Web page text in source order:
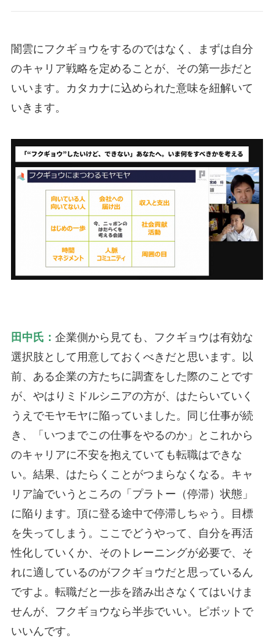
闇雲にフクギョウをするのではなく、まずは自分
のキャリア戦略を定めることが、その第一歩だと
いいます。カタカナに込められた意味を紐解いて
いきます。
田中氏： 企業側から見ても、フクギョウは有効な
選択肢として用意しておくべきだと思います。以
前、ある企業の方たちに調査をした際のことです
が、やはりミドルシニアの方が、はたらいていく
うえでモヤモヤに陥っていました。同じ仕事が続
き、「いつまでこの仕事をやるのか」とこれから
のキャリアに不安を抱えていても転職はできな
い。結果、はたらくことがつまらなくなる。キャ
リア論でいうところの「プラトー（停滞）状態」
に陥ります。頂に登る途中で停滞しちゃう。目標
を失ってしまう。ここでどうやって、自分を再活
性化していくか、そのトレーニングが必要で、そ
れに適しているのがフクギョウだと思っているん
ですよ。転職だと一歩を踏み出さなくてはいけま
せんが、フクギョウなら半歩でいい。ピボットで
いいんです。